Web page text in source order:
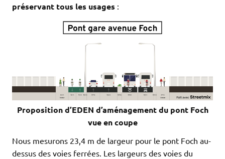
préservant tous les usages :
Proposition d’EDEN d’aménagement du pont Foch
vue en coupe
Nous mesurons 23,4 m de largeur pour le pont Foch au-
dessus des voies ferrées. Les largeurs des voies du